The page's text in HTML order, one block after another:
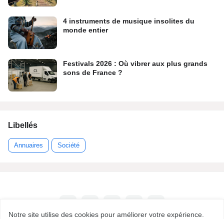
4 instruments de musique insolites du
monde entier
Festivals 2026 : Où vibrer aux plus grands
sons de France ?
Libellés
Annuaires Société
Notre site utilise des cookies pour améliorer votre expérience.